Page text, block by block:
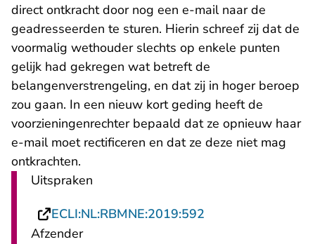
direct ontkracht door nog een e-mail naar de
geadresseerden te sturen. Hierin schreef zij dat de
voormalig wethouder slechts op enkele punten
gelijk had gekregen wat betreft de
belangenverstrengeling, en dat zij in hoger beroep
zou gaan. In een nieuw kort geding heeft de
voorzieningenrechter bepaald dat ze opnieuw haar
e-mail moet rectificeren en dat ze deze niet mag
ontkrachten.
Uitspraken
ECLI:NL:RBMNE:2019:592
Afzender